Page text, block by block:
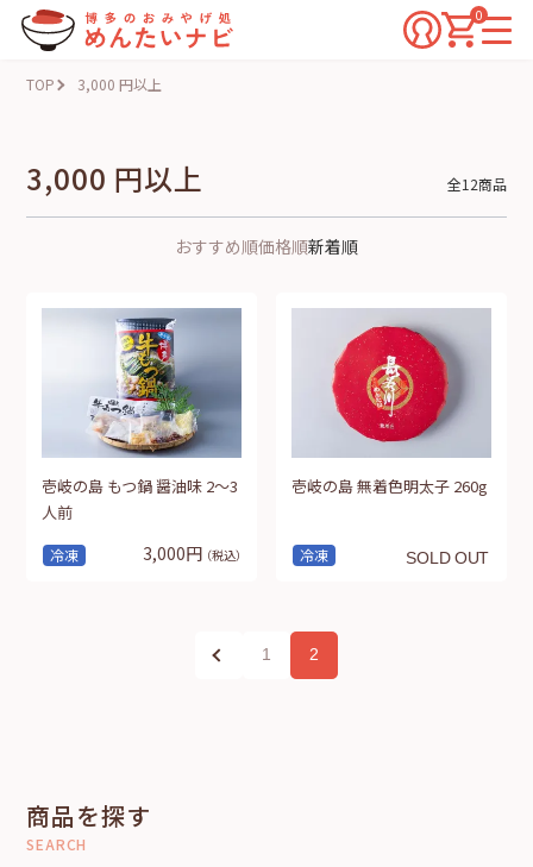
0
TOP 3,000 円以上
3,000 円以上 全12商品
おすすめ順価格順新着順
冷凍
壱岐の島 もつ鍋 醤油味 2～3
人前
3,000円 （税込） 冷凍
壱岐の島 無着色明太子 260g
SOLD OUT
1 2
商品を探す
SEARCH